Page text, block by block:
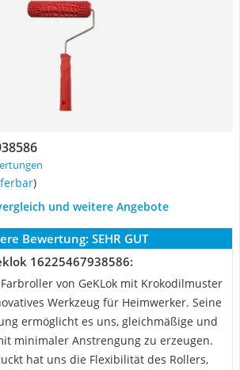
)
und weitere Angebote
Bewertung: SEHR GUT
16225467938586:
von GeKLok mit Krokodilmuster
Werkzeug für Heimwerker. Seine
ermöglicht es uns, gleichmäßige und
minimaler Anstrengung zu erzeugen.
hat uns die Flexibilität des Rollers,